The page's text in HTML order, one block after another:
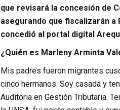
que revisará la concesión de
asegurando que fiscalizarán
concedió al portal digital
¿Quién es Marleny Arminta
Mis padres fueron migrantes
cinco hermanos. Soy casada y
Auditoria en Gestión Tributaria.